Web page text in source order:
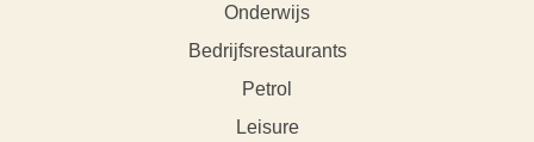
Onderwijs
Bedrijfsrestaurants
Petrol
Leisure